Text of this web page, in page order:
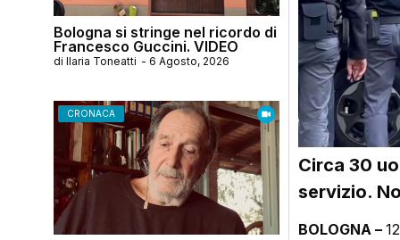
Bologna si stringe nel ricordo di
Francesco Guccini. VIDEO
di Ilaria Toneatti - 6 Agosto, 2026
CRONACA
Circa 30
servizio.
BOLOGNA –